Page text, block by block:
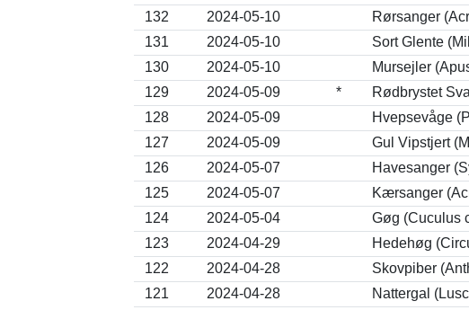
132
2024-05-10
Rørsanger
131
2024-05-10
Sort Glente
130
2024-05-10
Mursejler
129
2024-05-09 * Rødbrystet
128
2024-05-09
Hvepsevåge
127
2024-05-09
Gul Vipstjert
126
2024-05-07
Havesanger
125
2024-05-07
Kærsanger
124
2024-05-04
Gøg (Cuculus
123
2024-04-29
Hedehøg
122
2024-04-28
Skovpiber
121
2024-04-28
Nattergal